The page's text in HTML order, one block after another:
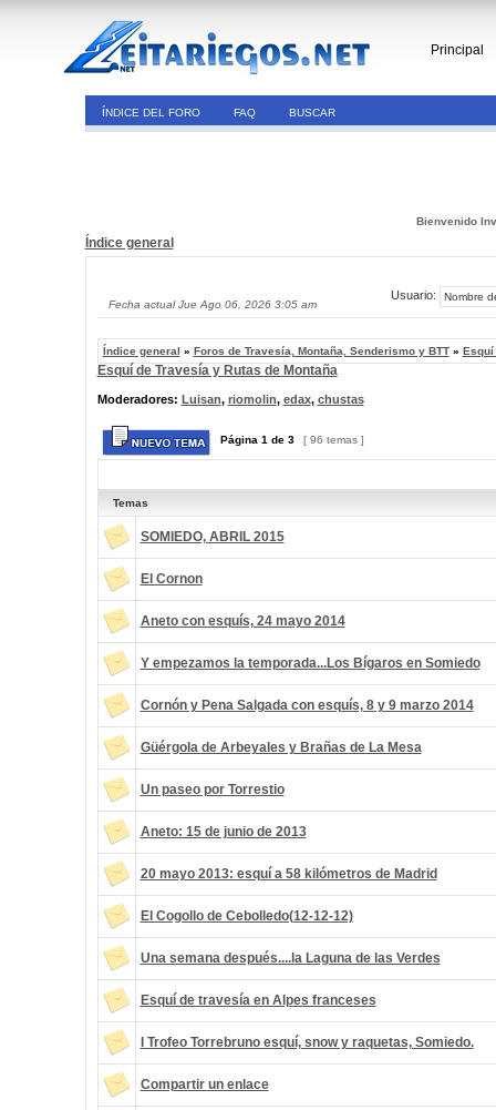
Principal
ÍNDICE DEL FORO FAQ BUSCAR
Bienvenido
Índice general
Fecha actual Jue Ago 06, 2026 3:05 am
Usuario:
Índice general » Foros de Travesía, Montaña, Senderismo y BTT» Esquí
Esquí de Travesía y Rutas de Montaña
Moderadores: Luisan, riomolin, edax, chustas
Página 1 de 3 [ 96 temas ]
Temas
SOMIEDO, ABRIL 2015
El Cornon
Aneto con esquís, 24 mayo 2014
Y empezamos la temporada...Los Bígaros en Somiedo
Cornón y Pena Salgada con esquís, 8 y 9 marzo 2014
Güérgola de Arbeyales y Brañas de La Mesa
Un paseo por Torrestio
Aneto: 15 de junio de 2013
20 mayo 2013: esquí a 58 kilómetros de Madrid
El Cogollo de Cebolledo(12-12-12)
Una semana después....la Laguna de las Verdes
Esquí de travesía en Alpes franceses
I Trofeo Torrebruno esquí, snow y raquetas, Somiedo.
Compartir un enlace